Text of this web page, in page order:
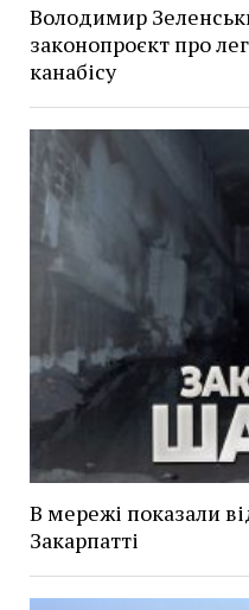
Володимир
законопроєкт про
канабісу
В мережі показали
Закарпатті